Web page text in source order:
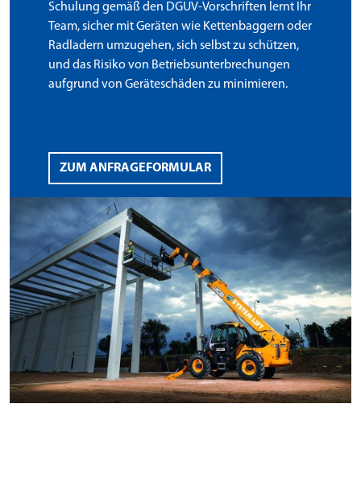
Schulung gemäß den DGUV-Vorschriften lernt Ihr
Team, sicher mit Geräten wie Kettenbaggern oder
Radladern umzugehen, sich selbst zu schützen,
und das Risiko von Betriebsunterbrechungen
aufgrund von Geräteschäden zu minimieren.
ZUM ANFRAGEFORMULAR